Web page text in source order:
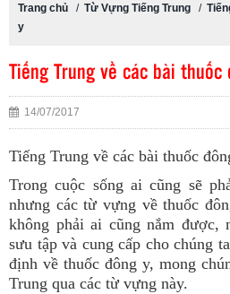
Trang chủ / Từ Vựng Tiếng Trung /
y
Tiếng Trung về các bài thuốc
14/07/2017
Tiếng Trung về các bài thuốc
Trong cuộc sống ai cũng sẽ
nhưng các từ vựng về thuốc
không phải ai cũng nắm được,
sưu tập và cung cấp cho chúng
định về thuốc đông y, mong
Trung qua các từ vựng này.